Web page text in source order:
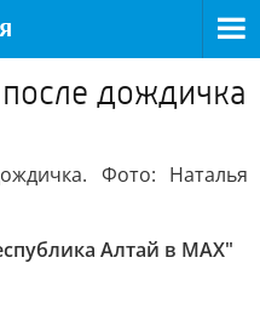
дождичка
Фото: Наталья
Алтай в МАХ"